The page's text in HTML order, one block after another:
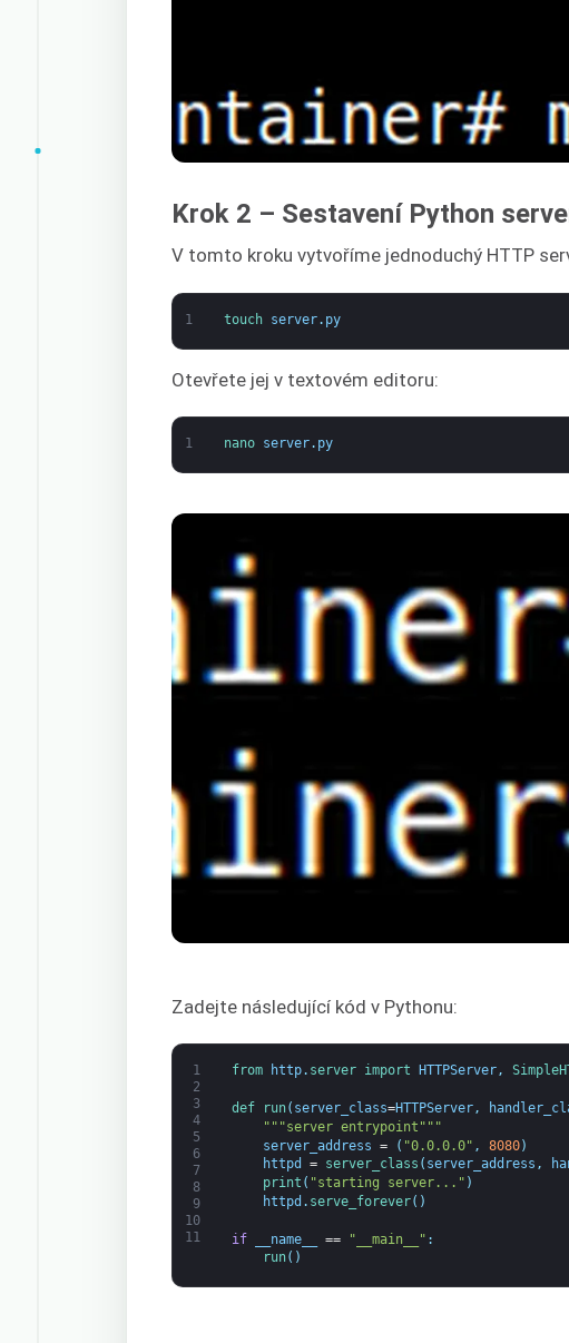
Krok 2 – Sestavení Python
V tomto kroku vytvoříme jednoduchý HTTP
1 touch server. py
Otevřete jej v textovém editoru:
1 nano server. py
Zadejte následující kód v Pythonu:
1
2
3
4
5
6
7
8
9
10
11
from http. server import HTTPServer,
def run( server_class=HTTPServer,
"" "server entrypoint" ""
server_address = ( "0.0.0.0" , 8080)
httpd
= server_class ( server_address ,
print ( "starting server..." )
httpd . serve_forever( )
if __name__ == "__main__" :
run( )